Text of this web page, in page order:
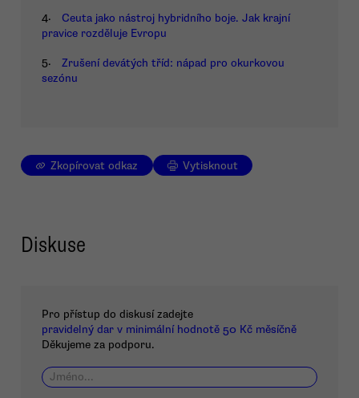
4.
Ceuta jako nástroj hybridního boje. Jak krajní
pravice rozděluje Evropu
5.
Zrušení devátých tříd: nápad pro okurkovou
sezónu
Zkopírovat odkaz Vytisknout
Diskuse
Pro přístup do diskusí zadejte
pravidelný dar v minimální hodnotě 50 Kč měsíčně
Děkujeme za podporu.